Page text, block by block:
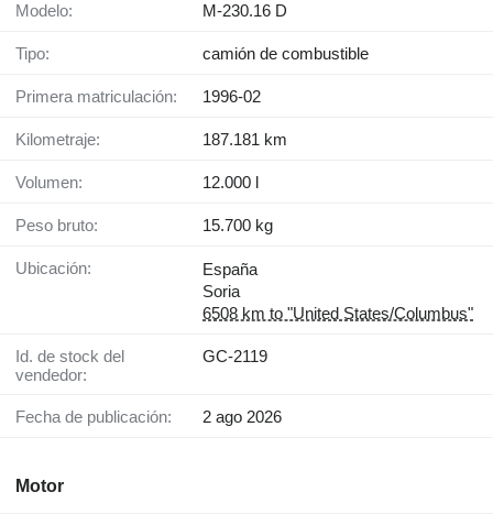
Modelo: M-230.16 D
Tipo: camión de combustible
Primera matriculación: 1996-02
Kilometraje: 187.181 km
Volumen: 12.000 l
Peso bruto: 15.700 kg
Ubicación:
España
Soria
6508 km to "United States/Columbus"
Id. de stock del
vendedor:
GC-2119
Fecha de publicación: 2 ago 2026
Motor